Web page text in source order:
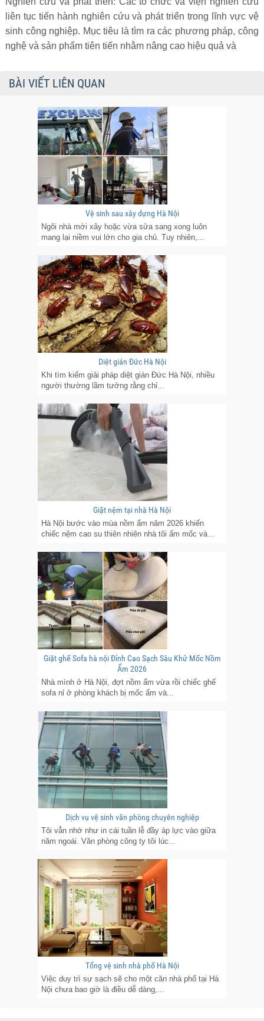
liên tục tiến hành nghiên cứu và phát triển trong lĩnh vực vệ
sinh công nghiệp. Mục tiêu là tìm ra các phương pháp, công
nghệ và sản phẩm tiên tiến nhằm nâng cao hiệu quả và
BÀI VIẾT LIÊN QUAN
Vệ sinh sau xây dựng Hà Nội
Ngôi nhà mới xây hoặc vừa sửa sang xong luôn
mang lại niềm vui lớn cho gia chủ. Tuy nhiên,...
Diệt gián Đức Hà Nội
Khi tìm kiếm giải pháp diệt gián Đức Hà Nội, nhiều
người thường lầm tưởng rằng chỉ...
Giặt nệm tại nhà Hà Nội
Hà Nội bước vào mùa nồm ẩm năm 2026 khiến
chiếc nệm cao su thiên nhiên nhà tôi ẩm mốc và...
Giặt ghế Sofa hà nội Đỉnh Cao Sạch Sâu Khử Mốc Nồm
Ẩm 2026
Nhà mình ở Hà Nội, đợt nồm ẩm vừa rồi chiếc ghế
sofa nỉ ở phòng khách bị mốc ẩm và...
Dịch vụ vệ sinh văn phòng chuyên nghiệp
Tôi vẫn nhớ như in cái tuần lễ đầy áp lực vào giữa
năm ngoái. Văn phòng công ty tôi lúc...
Tổng vệ sinh nhà phố Hà Nội
Việc duy trì sự sạch sẽ cho một căn nhà phố tại Hà
Nội chưa bao giờ là điều dễ dàng,...